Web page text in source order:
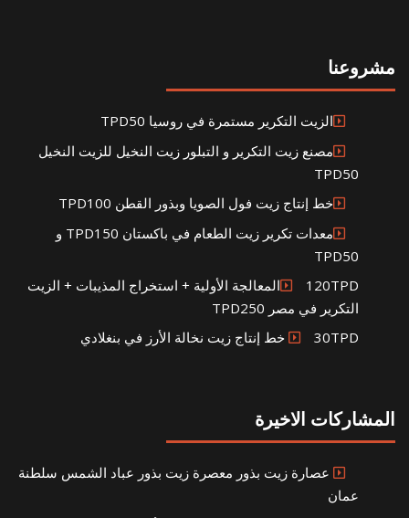
مشروعنا
الزيت التكرير مستمرة في روسيا TPD50
مصنع زيت التكرير و التبلور زيت النخيل للزيت النخيل
TPD50
خط إنتاج زيت فول الصويا وبذور القطن TPD100
معدات تكرير زيت الطعام في باكستان TPD150 و
TPD50
120TPDالمعالجة الأولية + استخراج المذيبات + الزيت
التكرير في مصر TPD250
30TPD خط إنتاج زيت نخالة الأرز في بنغلادي
المشاركات الاخيرة
عصارة زيت بذور معصرة زيت بذور عباد الشمس سلطنة
عمان